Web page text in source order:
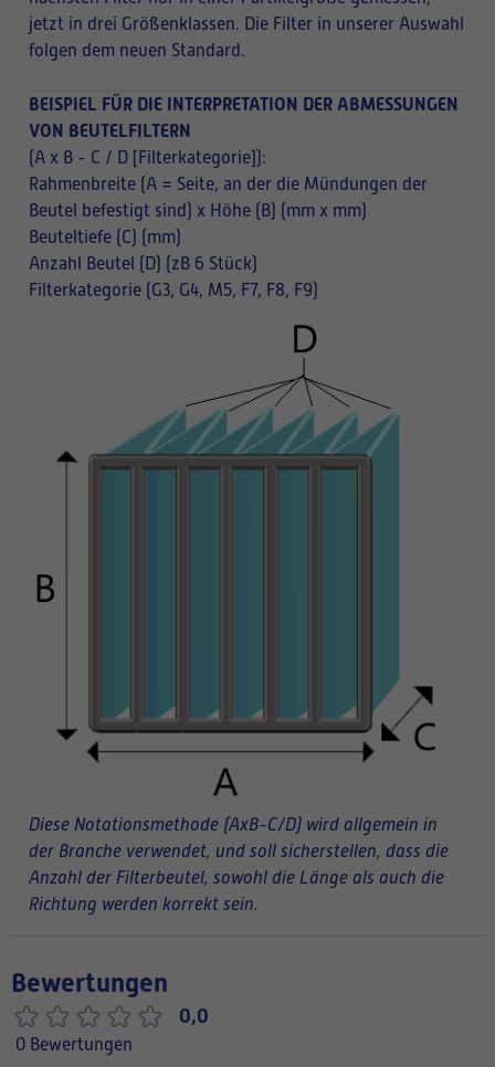
jetzt in drei Größenklassen. Die Filter in unserer Auswahl
folgen dem neuen Standard.
BEISPIEL FÜR DIE INTERPRETATION DER ABMESSUNGEN
VON BEUTELFILTERN
(A x B - C / D [Filterkategorie]):
Rahmenbreite (A = Seite, an der die Mündungen der
Beutel befestigt sind) x Höhe (B) (mm x mm)
Beuteltiefe (C) (mm)
Anzahl Beutel (D) (zB 6 Stück)
Filterkategorie (G3, G4, M5, F7, F8, F9)
Diese Notationsmethode (AxB-C/D) wird allgemein in
der Branche verwendet, und soll sicherstellen, dass die
Anzahl der Filterbeutel, sowohl die Länge als auch die
Richtung werden korrekt sein.
Bewertungen
0,0
0 Bewertungen